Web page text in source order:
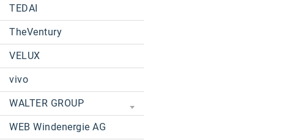
TEDAI
TheVentury
VELUX
vivo
WALTER GROUP
WEB Windenergie AG